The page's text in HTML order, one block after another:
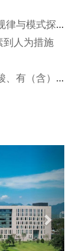
北京大学图书馆古籍修复工作的开展规律与模式探析
人为措施
古籍字画档案预防性保护中，无水脱酸、有（含）水脱酸哪种更适合？